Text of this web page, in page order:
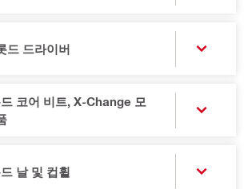
드 드라이버
코어 비트, X-Change 모
날 및 컵휠